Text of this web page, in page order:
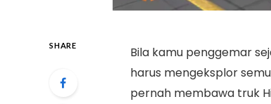
SHARE
Bila kamu penggemar
harus mengeksplor
pernah membawa truk